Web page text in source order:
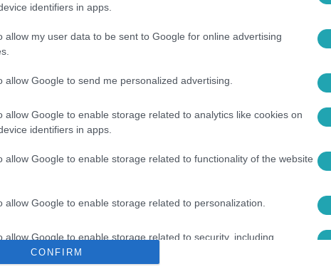
identifiers in apps.
allow my user data to be sent to Google for online advertising
allow Google to send me personalized advertising.
allow Google to enable storage related to analytics like cookies on
identifiers in apps.
allow Google to enable storage related to functionality of the website
allow Google to enable storage related to personalization.
allow Google to enable storage related to security, including
functionality and fraud prevention, and other user protection.
CONFIRM
# CSÍNY